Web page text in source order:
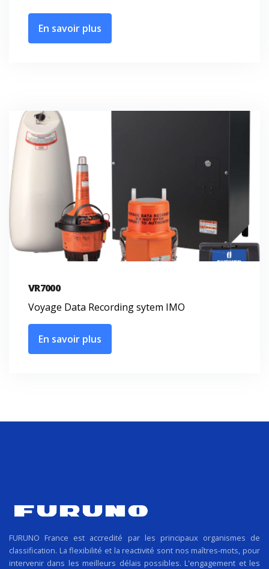
En savoir plus
VR7000
Voyage Data Recording sytem IMO
En savoir plus
FURUNO France est accredité par les principaux organismes de
classification. La flexibilité et la reactivité sont nos maîtres-mots, pour
intervenir dans les meilleurs délais possibles. L'engagement et les